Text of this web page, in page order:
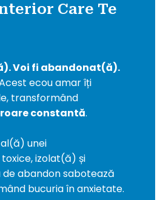
Care Te
Voi fi abandonat(ă).
ecou amar îți
transformând
constantă.
unei
izolat(ă) și
abandon sabotează
bucuria în anxietate.